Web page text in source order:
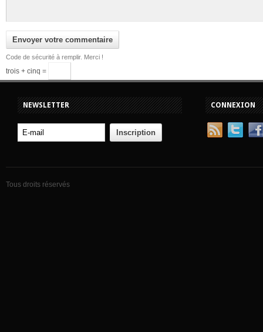
Code de sécurité à remplir. Merci !
trois + cinq =
NEWSLETTER CONNEXION
Tous droits réservés